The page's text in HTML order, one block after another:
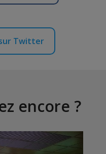
Twitter
encore ?